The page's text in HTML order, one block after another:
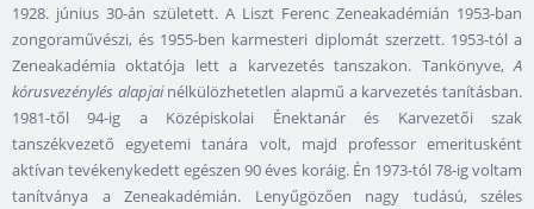
1928. június 30-án született. A Liszt Ferenc Zeneakadémián 1953-ban
zongoraművészi, és 1955-ben karmesteri diplomát szerzett. 1953-tól a
Zeneakadémia oktatója lett a karvezetés tanszakon. Tankönyve,A
kórusvezénylés alapjainélkülözhetetlen alapmű a karvezetés tanításban.
1981-től 94-ig a Középiskolai Énektanár és Karvezetői szak
tanszékvezető egyetemi tanára volt, majd professor emeritusként
aktívan tevékenykedett egészen 90 éves koráig. Én 1973-tól 78-ig voltam
tanítványa a Zeneakadémián. Lenyűgözően nagy tudású, széles